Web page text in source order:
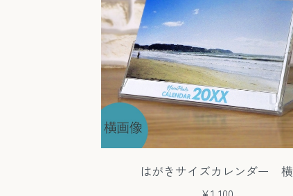
はがきサイズカレンダー 横